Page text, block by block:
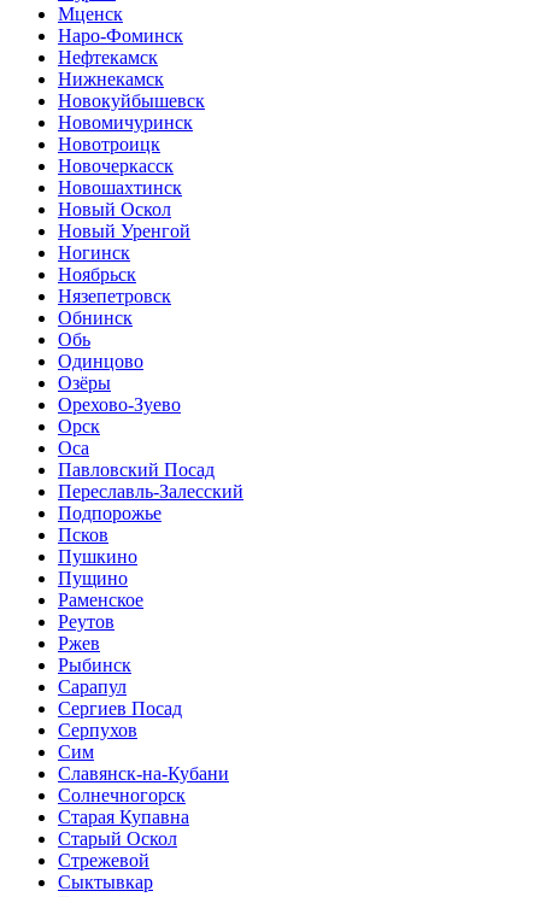
Мценск
Наро-Фоминск
Нефтекамск
Нижнекамск
Новокуйбышевск
Новомичуринск
Новотроицк
Новочеркасск
Новошахтинск
Новый Оскол
Новый Уренгой
Ногинск
Ноябрьск
Нязепетровск
Обнинск
Обь
Одинцово
Озёры
Орехово-Зуево
Орск
Оса
Павловский Посад
Переславль-Залесский
Подпорожье
Псков
Пушкино
Пущино
Раменское
Реутов
Ржев
Рыбинск
Сарапул
Сергиев Посад
Серпухов
Сим
Славянск-на-Кубани
Солнечногорск
Старая Купавна
Старый Оскол
Стрежевой
Сыктывкар